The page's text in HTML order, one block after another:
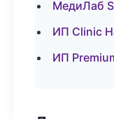
МедиЛаб
ИП Clinic
ИП